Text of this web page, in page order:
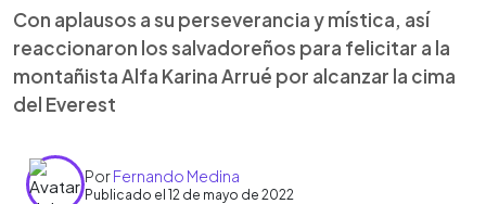
Con aplausos a su perseverancia y mística, así
reaccionaron los salvadoreños para felicitar a la
montañista Alfa Karina Arrué por alcanzar la cima
del Everest
PorFernando Medina
Publicado el 12 de mayo de 2022